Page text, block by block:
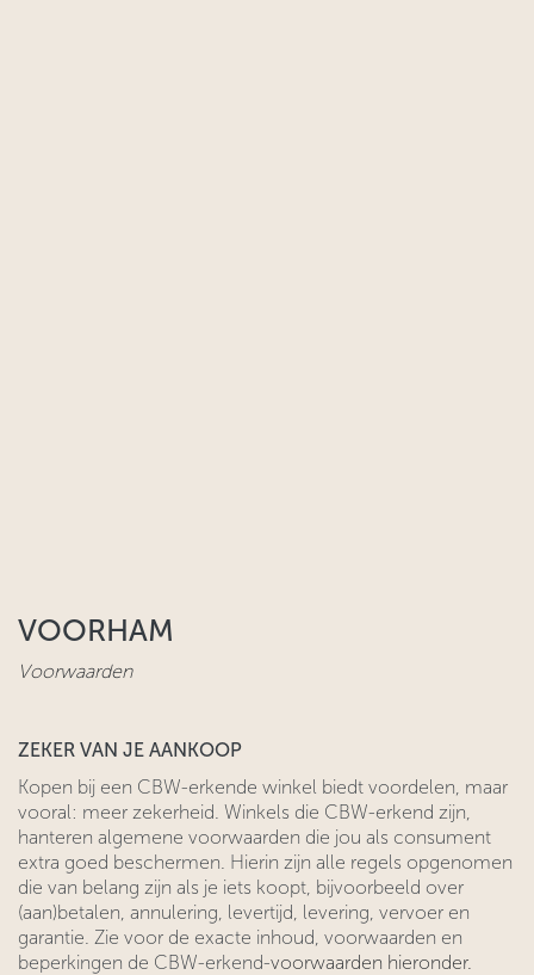
VOORHAM
Voorwaarden
ZEKER VAN JE AANKOOP
​Kopen bij een CBW-erkende winkel biedt voordelen, maar
vooral: meer zekerheid. Winkels die CBW-erkend zijn,
hanteren algemene voorwaarden ​die jou als consument
extra goed beschermen. Hierin zijn alle regels ​opgenomen
die van belang zijn als je iets koopt, bijvoorbeeld over
(aan)betalen, annulering, levertijd, levering, vervoer en
garantie. Zie voor ​de exacte inhoud, voorwaarden en
beperkingen de CBW-erkend-voorwaarden hieronder.